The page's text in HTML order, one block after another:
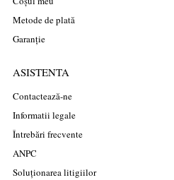
Metode de plată
Garanție
ASISTENTA
Contactează-ne
Informatii legale
Întrebări frecvente
ANPC
Soluționarea litigiilor